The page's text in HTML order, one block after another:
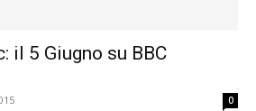
il 5 Giugno su BBC
0